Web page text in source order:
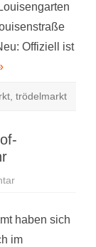
Offiziell ist
, trödelmarkt
zu
Haus-
Hof-
haben sich
im